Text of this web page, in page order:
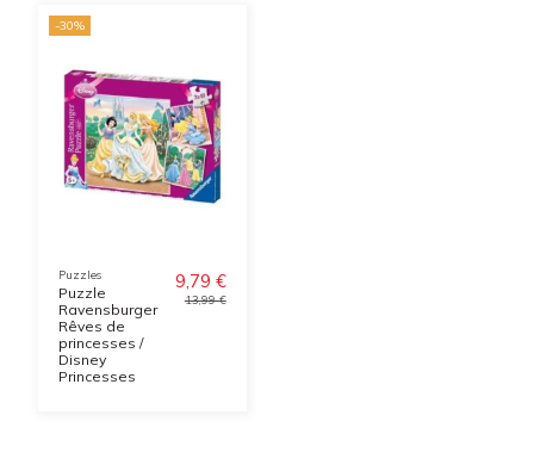
-30%
Puzzles
Puzzle
Ravensburger
Rêves de
princesses /
Disney
Princesses
9,79 €
13,99 €